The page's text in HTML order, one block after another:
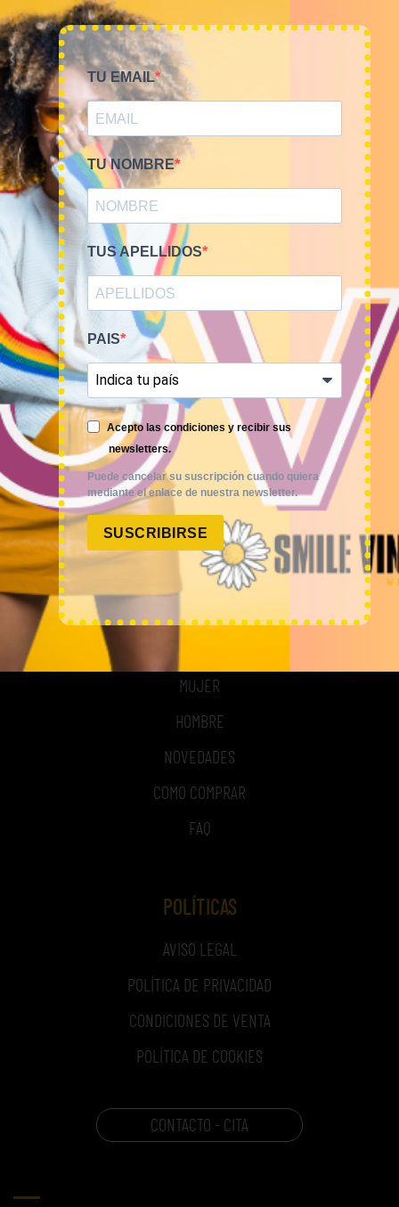
Smile Vintage es una empresa mayorista con una amplia
trayectoria internacional que cuenta con un equipo
experimentado y especializado en el sector de la moda.
MI CUENTA
ACCESO A MI CUENTA
NOSOTROS
TIME TO SMILE
BLOG
REGISTRO
COMPRA POR KILOS O LOTES
MUJER
HOMBRE
NOVEDADES
COMO COMPRAR
FAQ
POLÍTICAS
AVISO LEGAL
POLÍTICA DE PRIVACIDAD
CONDICIONES DE VENTA
POLÍTICA DE COOKIES
CONTACTO - CITA
TU EMAIL
TU NOMBRE
TUS APELLIDOS
PAIS
Acepto las condiciones y recibir sus
newsletters.
Puede cancelar su suscripción cuando quiera
mediante el enlace de nuestra newsletter.
SUSCRIBIRSE